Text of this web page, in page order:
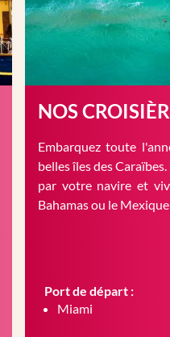
NOS
Embarquez toute
belles îles des
par votre navire et
Bahamas ou le Mexique
Port de départ :
Miami